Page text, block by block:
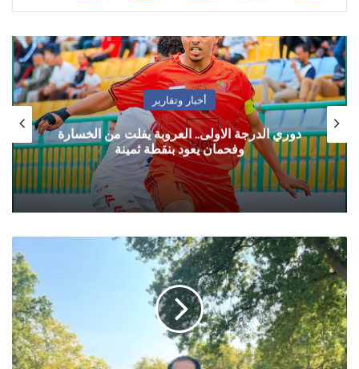
أخبار وتقارير
دوري الدرجة الاولى.. العروبة يفلت من الخسارة
وفحمان يعود بنقطة ثمينة
!Cookies
and
Shells